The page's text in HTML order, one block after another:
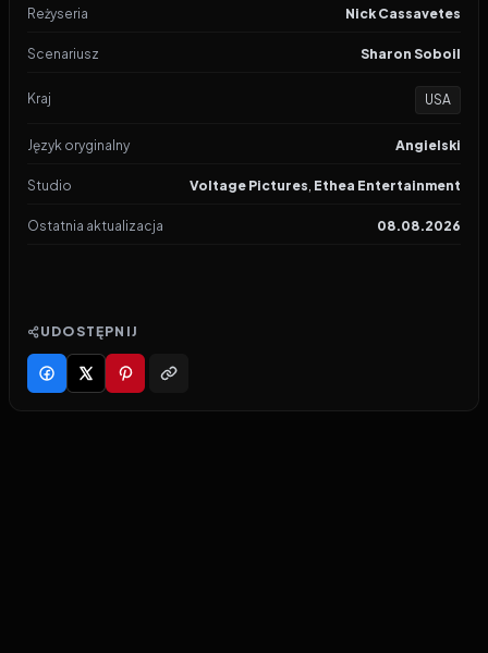
Reżyseria Nick Cassavetes
Scenariusz Sharon Soboil
Kraj USA
Język oryginalny Angielski
Studio Voltage Pictures, Ethea Entertainment
Ostatnia aktualizacja 08.08.2026
UDOSTĘPNIJ